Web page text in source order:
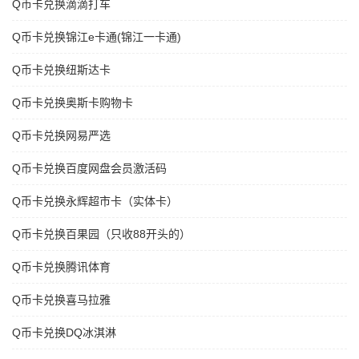
Q币卡兑换滴滴打车
Q币卡兑换锦江e卡通(锦江一卡通)
Q币卡兑换纽斯达卡
Q币卡兑换奥斯卡购物卡
Q币卡兑换网易严选
Q币卡兑换百度网盘会员激活码
Q币卡兑换永辉超市卡（实体卡）
Q币卡兑换百果园（只收88开头的）
Q币卡兑换腾讯体育
Q币卡兑换喜马拉雅
Q币卡兑换DQ冰淇淋